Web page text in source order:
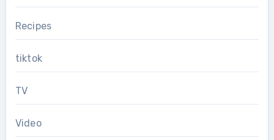
Recipes
tiktok
TV
Video